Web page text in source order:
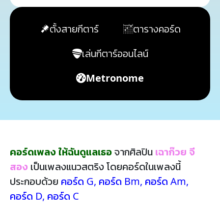
ตั้งสายกีตาร์
ตารางคอร์ด
เล่นกีตาร์ออนไลน์
Metronome
คอร์ดเพลง ให้ฉันดูแลเธอจากศิลปิน เฉาก๊วย จี
สอง เป็นเพลงแนวสตริง โดยคอร์ดในเพลงนี้
ประกอบด้วย คอร์ด G, คอร์ด Bm, คอร์ด Am,
คอร์ด D, คอร์ด C